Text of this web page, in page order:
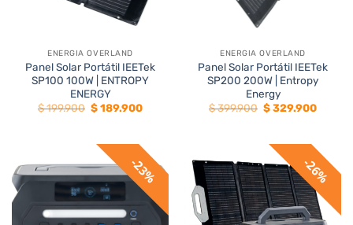
ENERGIA OVERLAND
Panel Solar Portátil IEETek
SP100 100W | ENTROPY
ENERGY
$199.900 El
precio
$ 199.900.
$189.900El
$ 189.900.
ENERGIA OVERLAND
Panel Solar Portátil IEETek
SP200 200W | Entropy
Energy
$399.900 El
precio
$ 399.900.
$329.900El
$
23% 26%